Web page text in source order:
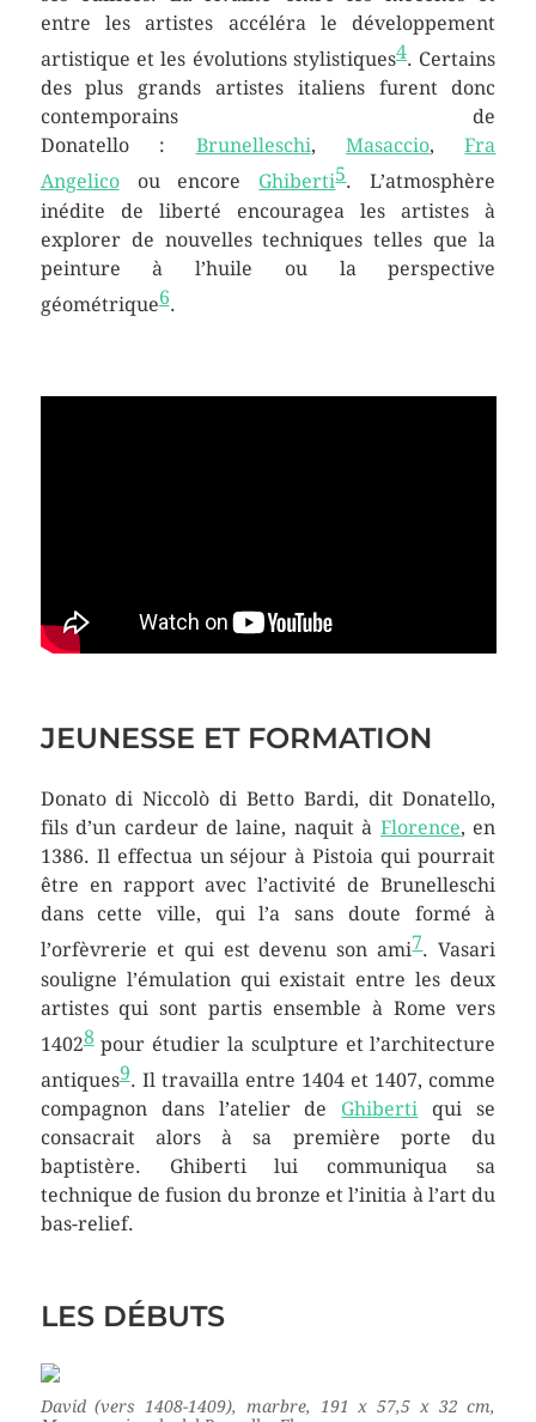
entre les artistes accéléra le développement
artistique et les évolutions stylistiques4. Certains
des plus grands artistes italiens furent donc
contemporains de
Donatello : Brunelleschi, Masaccio,Fra
Angelicoou encore Ghiberti5. L’atmosphère
inédite de liberté encouragea les artistes à
explorer de nouvelles techniques telles que la
peinture à l’huile ou la perspective
géométrique6.
JEUNESSE ET FORMATION
Donato di Niccolò di Betto Bardi, dit Donatello,
fils d’un cardeur de laine, naquit à Florence, en
1386. Il effectua un séjour à Pistoia qui pourrait
être en rapport avec l’activité de Brunelleschi
dans cette ville, qui l’a sans doute formé à
l’orfèvrerie et qui est devenu son ami7. Vasari
souligne l’émulation qui existait entre les deux
artistes qui sont partis ensemble à Rome vers
14028pour étudier la sculpture et l’architecture
antiques9. Il travailla entre 1404 et 1407, comme
compagnon dans l’atelier de Ghiberti qui se
consacrait alors à sa première porte du
baptistère. Ghiberti lui communiqua sa
technique de fusion du bronze et l’initia à l’art du
bas-relief.
LES DÉBUTS
David(vers 1408-1409), marbre, 191 x 57,5 x 32 cm,